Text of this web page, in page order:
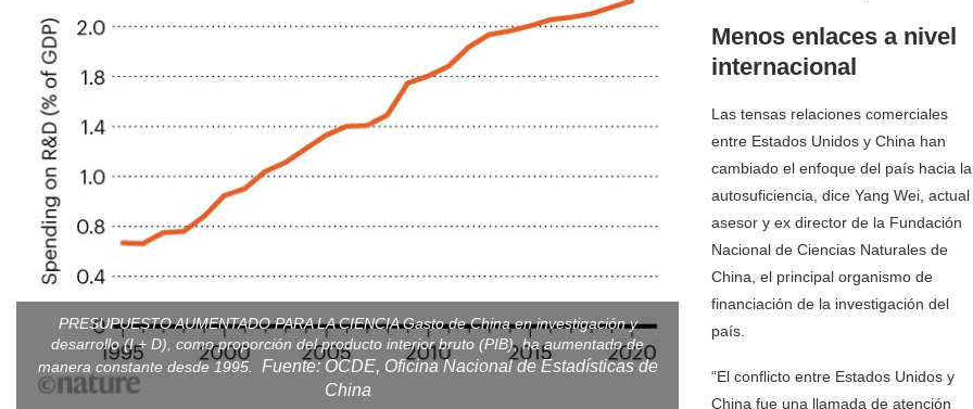
PRESUPUESTO AUMENTADO PARA LA CIENCIA Gasto de China en investigación y
desarrollo (I + D), como proporción del producto interior bruto (PIB), ha aumentado de
manera constante desde 1995. Fuente: OCDE, Oficina Nacional de Estadísticas de
China
Menos enlaces a nivel
internacional
Las tensas relaciones comerciales
entre Estados Unidos y China han
cambiado el enfoque del país hacia la
autosuficiencia, dice Yang Wei, actual
asesor y ex director de la Fundación
Nacional de Ciencias Naturales de
China, el principal organismo de
financiación de la investigación del
país.
“El conflicto entre Estados Unidos y
China fue una llamada de atención